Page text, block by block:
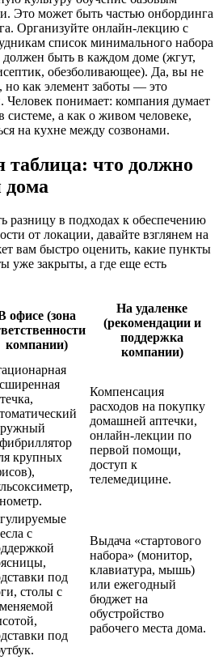
Это может быть частью онбординга
Организуйте онлайн-лекцию с
список минимального набора
быть в каждом доме (жгут,
обезболивающее). Да, вы не
но как элемент заботы — это
Человек понимает: компания думает
системе, а как о живом человеке,
на кухне между созвонами.
таблица: что должно
дома
разницу в подходах к обеспечению
от локации, давайте взглянем на
вам быстро оценить, какие пункты
уже закрыты, а где еще есть
офисе (зона
компании)
На удаленке
(рекомендации и
поддержка
компании)
крупных
Компенсация
расходов на покупку
домашней аптечки,
онлайн-лекции по
первой помощи,
доступ к
телемедицине.
с
под
столы с
под
Выдача «стартового
набора» (монитор,
клавиатура, мышь)
или ежегодный
бюджет на
обустройство
рабочего места дома.